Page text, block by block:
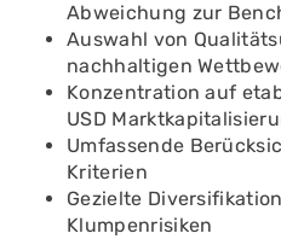
Abweichung zur
Auswahl von
nachhaltigen
Konzentration auf
USD
Umfassende
Kriterien
Gezielte
Klumpenrisiken